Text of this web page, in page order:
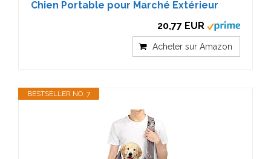
Chien Portable pour Marché Extérieur
20,77 EUR
Acheter sur Amazon
BESTSELLER NO. 7